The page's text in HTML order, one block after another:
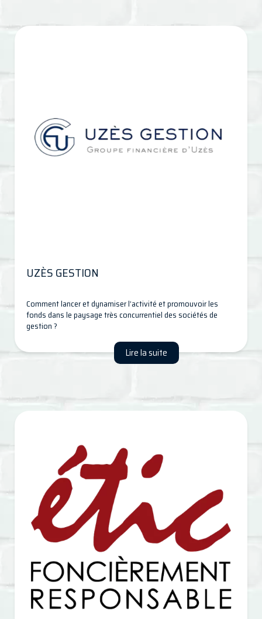
UZÈS GESTION
Comment lancer et dynamiser l’activité et promouvoir les
fonds dans le paysage très concurrentiel des sociétés de
gestion ?
Lire la suite